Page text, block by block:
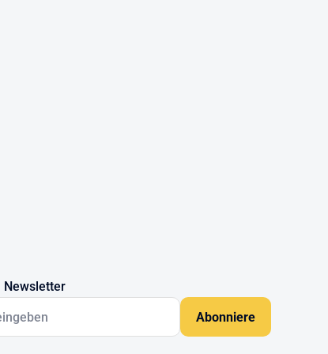
Newsletter